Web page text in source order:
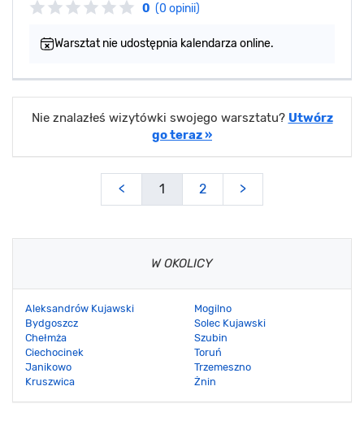
0 (0 opinii)
Warsztat nie udostępnia kalendarza online.
Nie znalazłeś wizytówki swojego warsztatu? Utwórz
go teraz »
< 1 2 >
W OKOLICY
Aleksandrów Kujawski
Bydgoszcz
Chełmża
Ciechocinek
Janikowo
Kruszwica
Mogilno
Solec Kujawski
Szubin
Toruń
Trzemeszno
Żnin